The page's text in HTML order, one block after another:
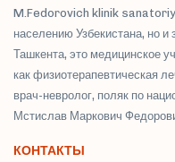
M.Fedorovich klinik
населению Узбекистана, но
Ташкента, это медицинское
как физиотерапевтическая
врач-невролог, поляк по
Мстислав Маркович
КОНТАКТЫ